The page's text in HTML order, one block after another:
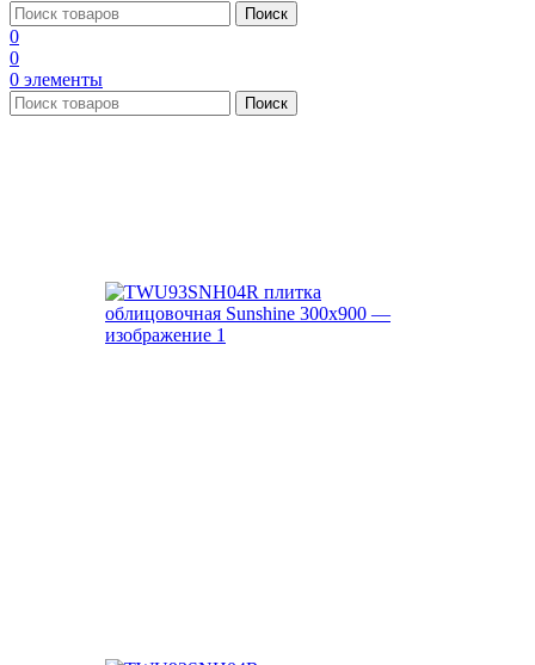
Поиск
0
0
0 элементы
Поиск